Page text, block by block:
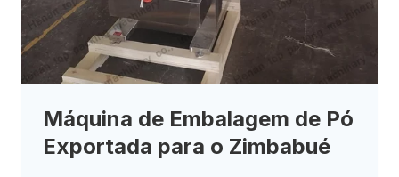
Máquina de Embalagem de Pó
Exportada para o Zimbabué